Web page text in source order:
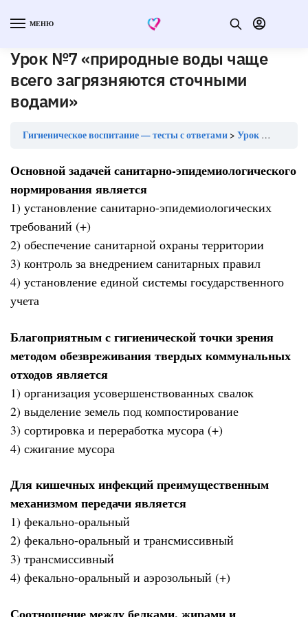
МЕНЮ
Урок №7 «природные воды чаще
всего загрязняются сточными
водами»
Гигиеническое воспитание — тесты с ответами Урок №7 «природные воды чаще всего загрязняются сточными водами»
Основной задачей санитарно-эпидемиологического
нормирования является
1) установление санитарно-эпидемиологических
требований (+)
2) обеспечение санитарной охраны территории
3) контроль за внедрением санитарных правил
4) установление единой системы государственного
учета
Благоприятным с гигиенической точки зрения
методом обезвреживания твердых коммунальных
отходов является
1) организация усовершенствованных свалок
2) выделение земель под компостирование
3) сортировка и переработка мусора (+)
4) сжигание мусора
Для кишечных инфекций преимущественным
механизмом передачи является
1) фекально-оральный
2) фекально-оральный и трансмиссивный
3) трансмиссивный
4) фекально-оральный и аэрозольный (+)
Соотношение между белками, жирами и